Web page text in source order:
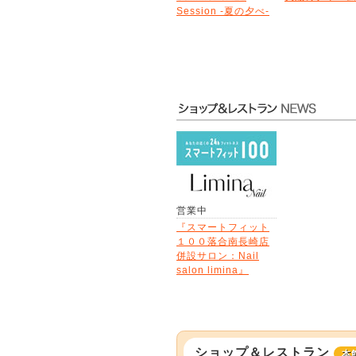
Session -夏の夕べ-
営業中
『スマートフィット
１００落合南長崎店
併設サロン：Nail
salon limina』
ショップ＆レストラン 本